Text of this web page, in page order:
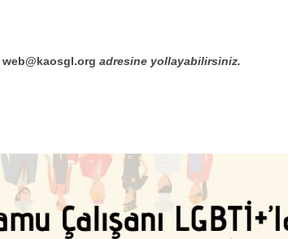
web@kaosgl.org adresine yollayabilirsiniz.